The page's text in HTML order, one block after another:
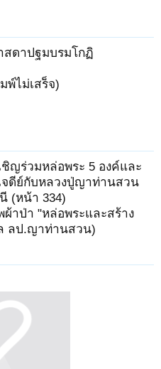
สดาปฐมบรมโกฏิ
พ์ไม่เสร็จ)
ชิญร่วมหล่อพระ 5 องค์และ
จดีย์กับหลวงปู่ญาท่านสวน
(หน้า 334)
าป่า "หล่อพระและสร้าง
ลป.ญาท่านสวน)